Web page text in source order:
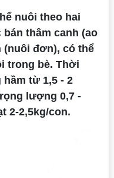
nuôi theo hai
thâm canh (ao
(nuôi đơn), có thể
trong bè. Thời
từ 1,5 - 2
lượng 0,7 -
2-2,5kg/con.